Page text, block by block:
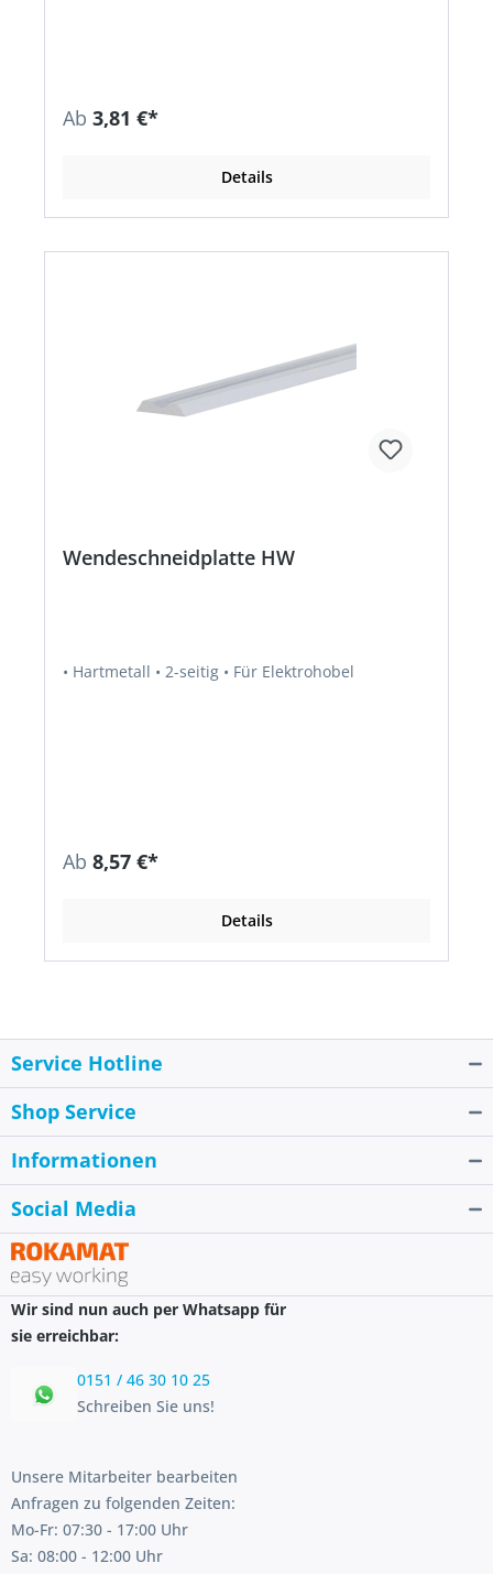
Ab 3,81 €*
Details
Wendeschneidplatte HW
• Hartmetall • 2-seitig • Für Elektrohobel
Ab 8,57 €*
Details
Service Hotline
Shop Service
Informationen
Social Media
Wir sind nun auch per Whatsapp für
sie erreichbar:
0151 / 46 30 10 25
Schreiben Sie uns!
Unsere Mitarbeiter bearbeiten
Anfragen zu folgenden Zeiten:
Mo-Fr: 07:30 - 17:00 Uhr
Sa: 08:00 - 12:00 Uhr